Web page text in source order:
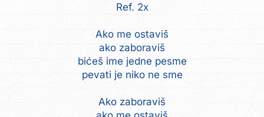
Ref. 2x
Ako me ostaviš
ako zaboraviš
bićeš ime jedne pesme
pevati je niko ne sme
Ako zaboraviš